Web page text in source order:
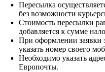
Пересылка
без возможности
Стоимость пересылки
добавляется к сумме
При оформлении заявки
указать номер своего
Необходимо указать
Европочты.